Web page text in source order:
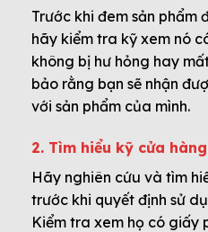
Trước khi đem sản phẩm
hãy kiểm tra kỹ xem nó
không bị hư hỏng hay
bảo rằng bạn sẽ nhận
với sản phẩm của mình.
2. Tìm hiểu kỹ cửa
Hãy nghiên cứu và tìm
trước khi quyết định sử
Kiểm tra xem họ có giấy